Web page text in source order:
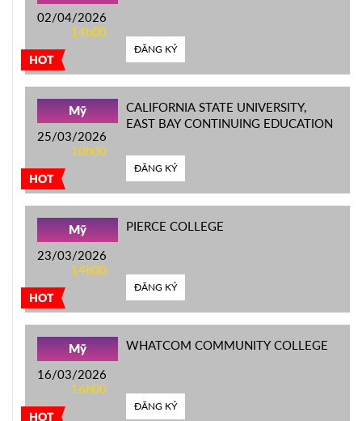
HOT
02/04/2026
14h00
ĐĂNG KÝ
HOT
Mỹ
25/03/2026
10h00
CALIFORNIA STATE UNIVERSITY,
EAST BAY CONTINUING EDUCATION
ĐĂNG KÝ
HOT
Mỹ
23/03/2026
14h00
PIERCE COLLEGE
ĐĂNG KÝ
HOT
Mỹ
16/03/2026
16h00
WHATCOM COMMUNITY COLLEGE
ĐĂNG KÝ